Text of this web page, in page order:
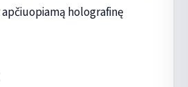
holografinę